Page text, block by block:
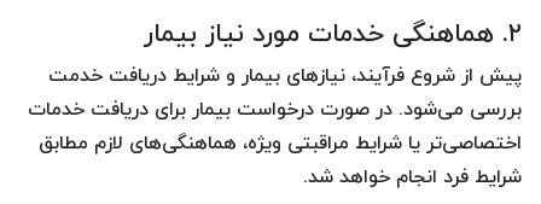
۲. هماهنگی خدمات مورد نیاز بیمار
پیش از شروع فرآیند، نیازهای بیمار و شرایط دریافت خدمت
بررسی می‌شود. در صورت درخواست بیمار برای دریافت خدمات
اختصاصی‌تر یا شرایط مراقبتی ویژه، هماهنگی‌های لازم مطابق
شرایط فرد انجام خواهد شد.